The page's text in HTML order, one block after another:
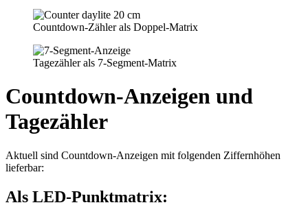
Countdown-Zähler als Doppel-Matrix
Tagezähler als 7-Segment-Matrix
Countdown-Anzeigen und
Tagezähler
Aktuell sind Countdown-Anzeigen mit folgenden Ziffernhöhen
lieferbar:
Als LED-Punktmatrix: